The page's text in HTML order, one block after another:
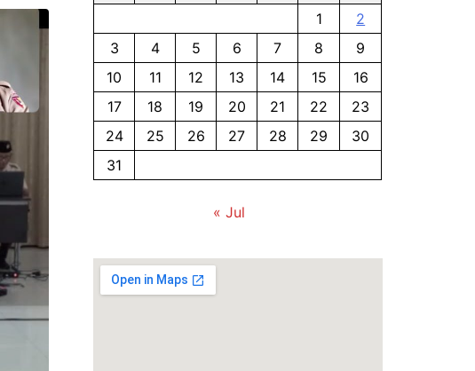
1
2
3
4 5 6 7 8
9
10
11 12 13 14 15
16
17
18 19 20 21 22
23
24
25 26 27 28 29
30
31
« Jul